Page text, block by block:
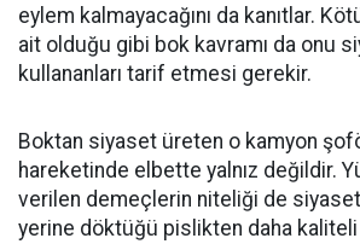
eylem kalmayacağını da kanıtlar.
ait olduğu gibi bok kavramı da onu
kullananları tarif etmesi gerekir.
Boktan siyaset üreten o kamyon
hareketinde elbette yalnız değildir.
verilen demeçlerin niteliği de
yerine döktüğü pislikten daha